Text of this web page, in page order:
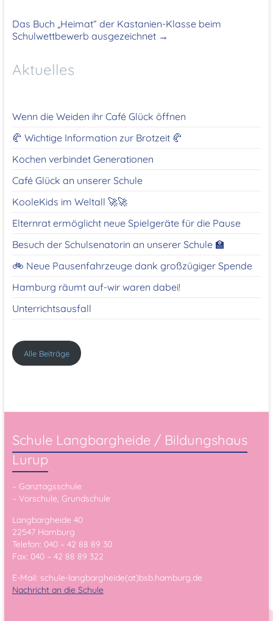
Das Buch „Heimat“ der Kastanien-Klasse beim
Schulwettbewerb ausgezeichnet →
Aktuelles
Wenn die Weiden ihr Café Glück öffnen
🥐 Wichtige Information zur Brotzeit 🥐
Kochen verbindet Generationen
Café Glück an unserer Schule
KooleKids im Weltall 🚀🚀
Elternrat ermöglicht neue Spielgeräte für die Pause
Besuch der Schulsenatorin an unserer Schule 🏫
🚲 Neue Pausenfahrzeuge dank großzügiger Spende
Hamburg räumt auf-wir waren dabei!
Unterrichtsausfall
Alle Beiträge
Schule Langbargheide / Bildungshaus
Lurup
– Ganztagsschule
– Vorschule, Grundschule
Langbargheide 40
22547 Hamburg
Telefon: 040 – 42 88 89 30
Fax: 040 – 42 88 89 322
E-Mail: schule-langbargheide(at)bsb.hamburg.de
Nachricht an die Schule